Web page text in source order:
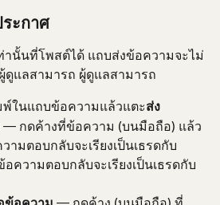
ะกาศ
านั้นที่โพสต์ได้ แถบส่งข้อความจะไม่
แลสามารถ ผู้ดูแลสามารถ
ในแถบข้อความแล้วแตะส่ง
— กดค้างที่ข้อความ (บนมือถือ) แล้ว
ามตอบกลับจะเรียงเป็นเธรดกับ
ความตอบกลับจะเรียงเป็นเธรดกับ